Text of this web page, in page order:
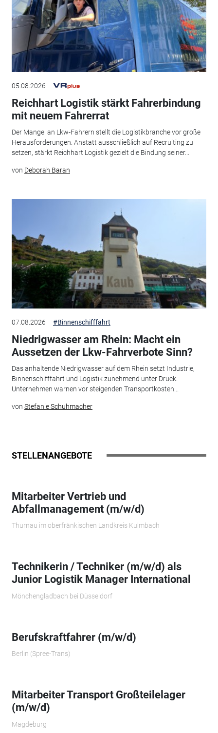
05.08.2026
Reichhart Logistik stärkt Fahrerbindung
mit neuem Fahrerrat
Der Mangel an Lkw-Fahrern stellt die Logistikbranche vor große
Herausforderungen. Anstatt ausschließlich auf Recruiting zu
setzen, stärkt Reichhart Logistik gezielt die Bindung seiner...
von Deborah Baran
07.08.2026 #Binnenschifffahrt
Niedrigwasser am Rhein: Macht ein
Aussetzen der Lkw-Fahrverbote Sinn?
Das anhaltende Niedrigwasser auf dem Rhein setzt Industrie,
Binnenschifffahrt und Logistik zunehmend unter Druck.
Unternehmen warnen vor steigenden Transportkosten...
von Stefanie Schuhmacher
STELLENANGEBOTE
Mitarbeiter Vertrieb und
Abfallmanagement (m/w/d)
Thurnau im oberfränkischen Landkreis Kulmbach
Technikerin / Techniker (m/w/d) als
Junior Logistik Manager International
Mönchengladbach bei Düsseldorf
Berufskraftfahrer (m/w/d)
Berlin (Spree-Trans)
Mitarbeiter Transport Großteilelager
(m/w/d)
Magdeburg